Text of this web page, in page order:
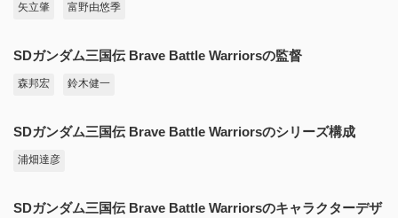
矢立肇 富野由悠季
SDガンダム三国伝 Brave Battle Warriorsの監督
森邦宏 鈴木健一
SDガンダム三国伝 Brave Battle Warriorsのシリーズ構成
浦畑達彦
SDガンダム三国伝 Brave Battle Warriorsのキャラクターデザ